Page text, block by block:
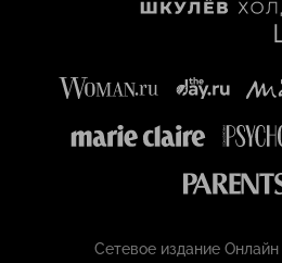
Сетевое издание